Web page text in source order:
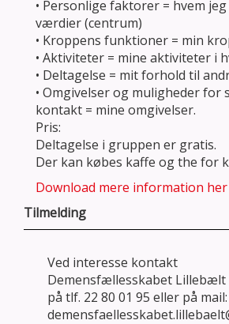
• Personlige faktorer = hvem
værdier (centrum)
• Kroppens funktioner = min
• Aktiviteter = mine aktiviteter i
• Deltagelse = mit forhold til
• Omgivelser og muligheder for
kontakt = mine omgivelser.
Pris:
Deltagelse i gruppen er gratis.
Der kan købes kaffe og the for
Download mere information her
Tilmelding
Ved interesse kontakt
Demensfællesskabet Lillebælt
på tlf. 22 80 01 95 eller på mail: